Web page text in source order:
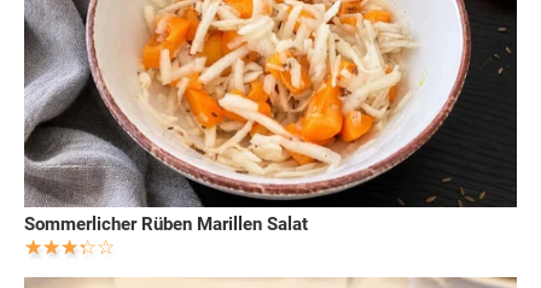
Sommerlicher Rüben Marillen Salat